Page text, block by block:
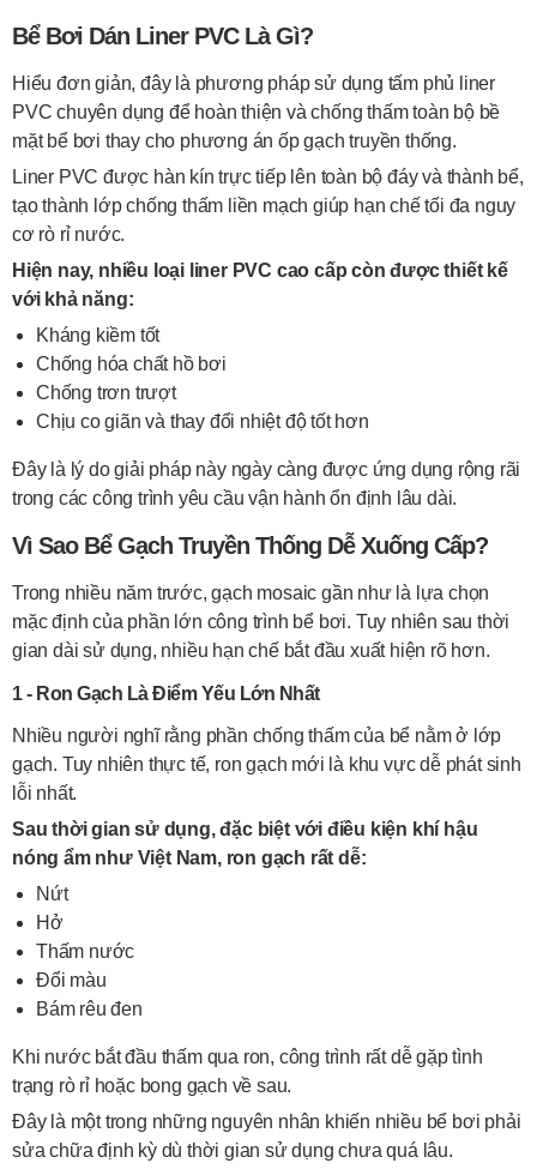
Bể Bơi Dán Liner PVC Là Gì?
Hiểu đơn giản, đây là phương pháp sử dụng tấm phủ liner
PVC chuyên dụng để hoàn thiện và chống thấm toàn bộ bề
mặt bể bơi thay cho phương án ốp gạch truyền thống.
Liner PVC được hàn kín trực tiếp lên toàn bộ đáy và thành bể,
tạo thành lớp chống thấm liền mạch giúp hạn chế tối đa nguy
cơ rò rỉ nước.
Hiện nay, nhiều loại liner PVC cao cấp còn được thiết kế
với khả năng:
Kháng kiềm tốt
Chống hóa chất hồ bơi
Chống trơn trượt
Chịu co giãn và thay đổi nhiệt độ tốt hơn
Đây là lý do giải pháp này ngày càng được ứng dụng rộng rãi
trong các công trình yêu cầu vận hành ổn định lâu dài.
Vì Sao Bể Gạch Truyền Thống Dễ Xuống Cấp?
Trong nhiều năm trước, gạch mosaic gần như là lựa chọn
mặc định của phần lớn công trình bể bơi. Tuy nhiên sau thời
gian dài sử dụng, nhiều hạn chế bắt đầu xuất hiện rõ hơn.
1 - Ron Gạch Là Điểm Yếu Lớn Nhất
Nhiều người nghĩ rằng phần chống thấm của bể nằm ở lớp
gạch. Tuy nhiên thực tế, ron gạch mới là khu vực dễ phát sinh
lỗi nhất.
Sau thời gian sử dụng, đặc biệt với điều kiện khí hậu
nóng ẩm như Việt Nam, ron gạch rất dễ:
Nứt
Hở
Thấm nước
Đổi màu
Bám rêu đen
Khi nước bắt đầu thấm qua ron, công trình rất dễ gặp tình
trạng rò rỉ hoặc bong gạch về sau.
Đây là một trong những nguyên nhân khiến nhiều bể bơi phải
sửa chữa định kỳ dù thời gian sử dụng chưa quá lâu.